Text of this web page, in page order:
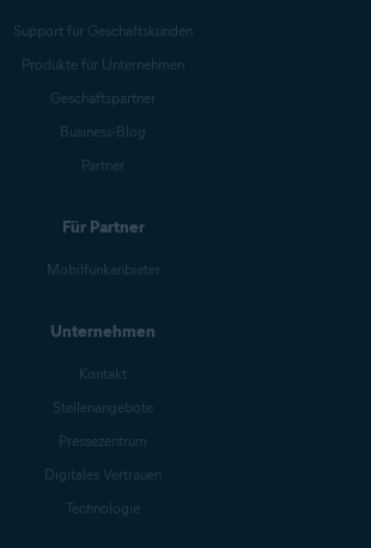
Support für Geschäftskunden
Produkte für Unternehmen
Geschäftspartner
Business-Blog
Partner
Für Partner
Mobilfunkanbieter
Unternehmen
Kontakt
Stellenangebote
Pressezentrum
Digitales Vertrauen
Technologie